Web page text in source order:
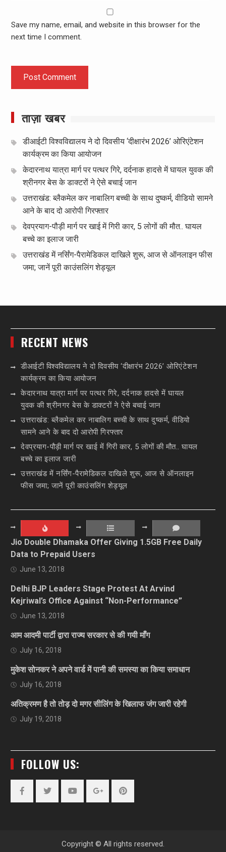
Save my name, email, and website in this browser for the
next time I comment.
ताज़ा खबर
डीआईटी विश्वविद्यालय ने दो दिवसीय ‘दीक्षारंभ 2026’ ओरिएंटेशन
कार्यक्रम का किया आयोजन
केदारनाथ यात्रा मार्ग पर पत्थर गिरे, दर्दनाक हादसे में घायल युवक की
श्रीनगर बेस के डाक्टरों ने ऐसे बचाई जान
उत्तराखंड: ब्लैकमेल कर नाबालिग बच्ची के साथ दुष्कर्म, वीडियो सामने
आने के बाद दो आरोपी गिरफ्तार
देवप्रयाग-पौड़ी मार्ग पर खाई में गिरी कार, 5 लोगों की मौत.. घायल
बच्चे का इलाज जारी
उत्तराखंड में नर्सिंग-पैरामेडिकल दाखिले शुरू, आज से ऑनलाइन फीस
जमा; जानें पूरी काउंसलिंग शेड्यूल
RECENT NEWS
डीआईटी विश्वविद्यालय ने दो दिवसीय ‘दीक्षारंभ 2026’ ओरिएंटेशन
कार्यक्रम का किया आयोजन
केदारनाथ यात्रा मार्ग पर पत्थर गिरे, दर्दनाक हादसे में घायल
युवक की श्रीनगर बेस के डाक्टरों ने ऐसे बचाई जान
उत्तराखंड: ब्लैकमेल कर नाबालिग बच्ची के साथ दुष्कर्म, वीडियो
सामने आने के बाद दो आरोपी गिरफ्तार
देवप्रयाग-पौड़ी मार्ग पर खाई में गिरी कार, 5 लोगों की मौत.. घायल
बच्चे का इलाज जारी
उत्तराखंड में नर्सिंग-पैरामेडिकल दाखिले शुरू, आज से ऑनलाइन
फीस जमा; जानें पूरी काउंसलिंग शेड्यूल
Jio Double Dhamaka Offer Giving 1.5GB Free Daily
Data to Prepaid Users
June 13, 2018
Delhi BJP Leaders Stage Protest At Arvind
Kejriwal’s Office Against “Non-Performance”
June 13, 2018
आम आदमी पार्टी द्वारा राज्य सरकार से की गयी माँग
July 16, 2018
मुकेश सोनकर ने अपने वार्ड में पानी की समस्या का किया समाधान
July 16, 2018
अतिक्रमण है तो तोड़ दो मगर सीलिंग के खिलाफ जंग जारी रहेगी
July 19, 2018
FOLLOW US:
Copyright © All rights reserved.